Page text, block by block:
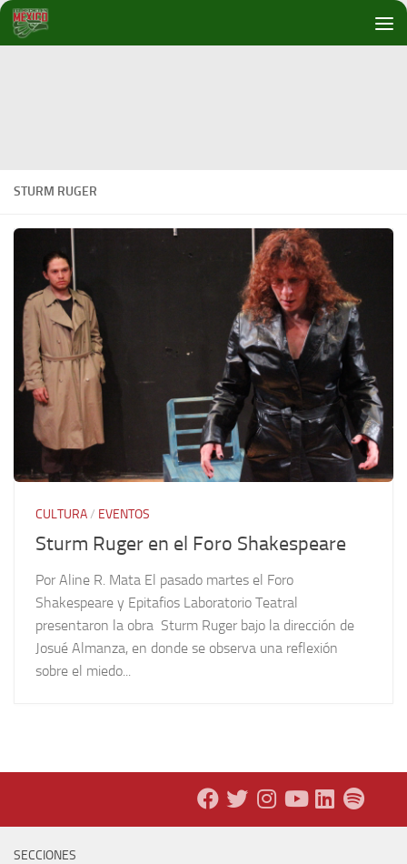
Debajo del contenido
STURM RUGER
CULTURA/ EVENTOS
Sturm Ruger en el Foro Shakespeare
Por Aline R. Mata El pasado martes el Foro
Shakespeare y Epitafios Laboratorio Teatral
presentaron la obra Sturm Ruger bajo la dirección de
Josué Almanza, en donde se observa una reflexión
sobre el miedo...
SECCIONES